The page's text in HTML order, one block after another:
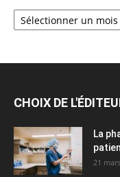
Archives
CHOIX DE
La
21